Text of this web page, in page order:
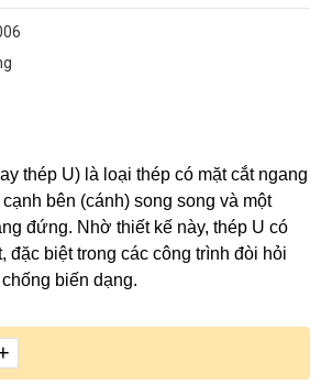
thép U) là loại thép có mặt cắt ngang
bên (cánh) song song và một
đứng. Nhờ thiết kế này, thép U có
đặc biệt trong các công trình đòi hỏi
biến dạng.